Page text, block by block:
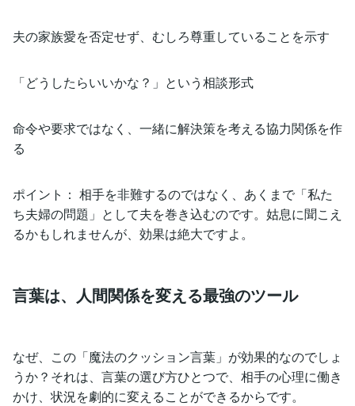
夫の家族愛を否定せず、むしろ尊重していることを示す
「どうしたらいいかな？」という相談形式
命令や要求ではなく、一緒に解決策を考える協力関係を作
る
ポイント： 相手を非難するのではなく、あくまで「私た
ち夫婦の問題」として夫を巻き込むのです。姑息に聞こえ
るかもしれませんが、効果は絶大ですよ。
言葉は、人間関係を変える最強のツール
なぜ、この「魔法のクッション言葉」が効果的なのでしょ
うか？それは、言葉の選び方ひとつで、相手の心理に働き
かけ、状況を劇的に変えることができるからです。